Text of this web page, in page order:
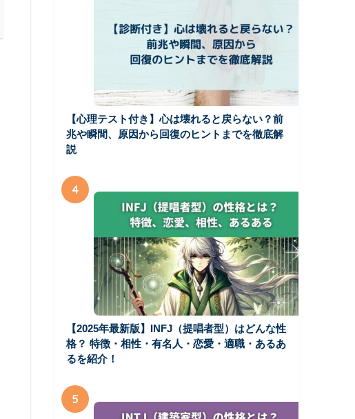
【心理テスト付き】心は壊れると戻らない？前
兆や瞬間、原因から回復のヒントまでを徹底解
説
4
【2025年最新版】INFJ（提唱者型）はどんな性
格？ 特徴・相性・有名人・恋愛・適職・あるあ
るを紹介！
5